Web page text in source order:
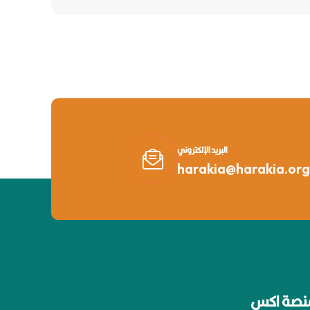
البريد الإلكتروني
اكس